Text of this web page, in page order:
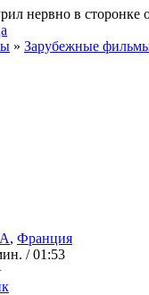
нервно в сторонке
» Зарубежные
, Франция
/ 01:53